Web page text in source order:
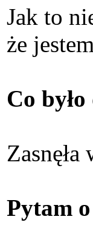
Jak to
że
Co
Zasnęła
Pytam